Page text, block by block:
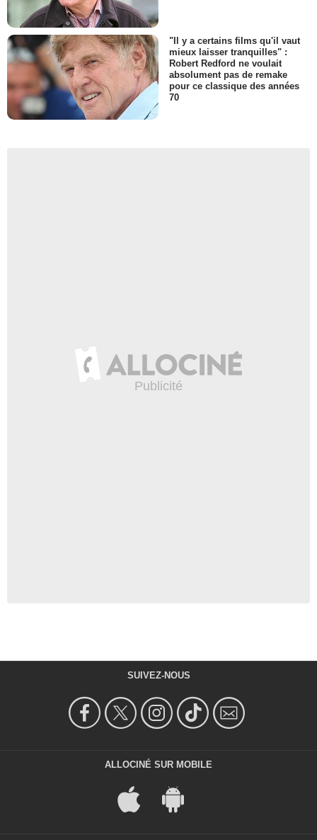
"Il y a certains films qu'il vaut
mieux laisser tranquilles" :
Robert Redford ne voulait
absolument pas de remake
pour ce classique des années
70
SUIVEZ-NOUS
ALLOCINÉ SUR MOBILE